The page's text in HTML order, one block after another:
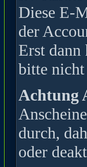
Diese E-
der
Erst dann
bitte
Achtung
durch,
oder